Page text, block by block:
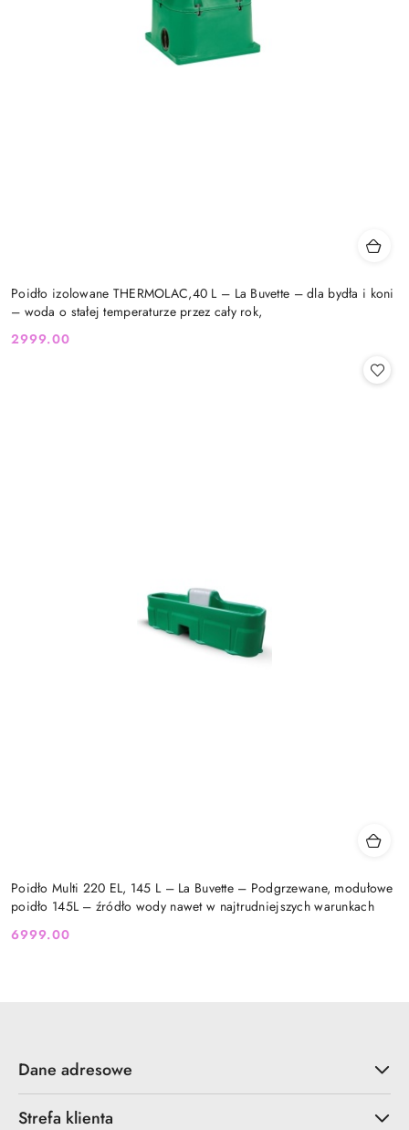
Poidło izolowane THERMOLAC,40 L – La Buvette – dla bydła i koni
– woda o stałej temperaturze przez cały rok,
Cena:
2999.00
Poidło Multi 220 EL, 145 L – La Buvette – Podgrzewane, modułowe
poidło 145L – źródło wody nawet w najtrudniejszych warunkach
Cena:
6999.00
Dane adresowe
Strefa klienta